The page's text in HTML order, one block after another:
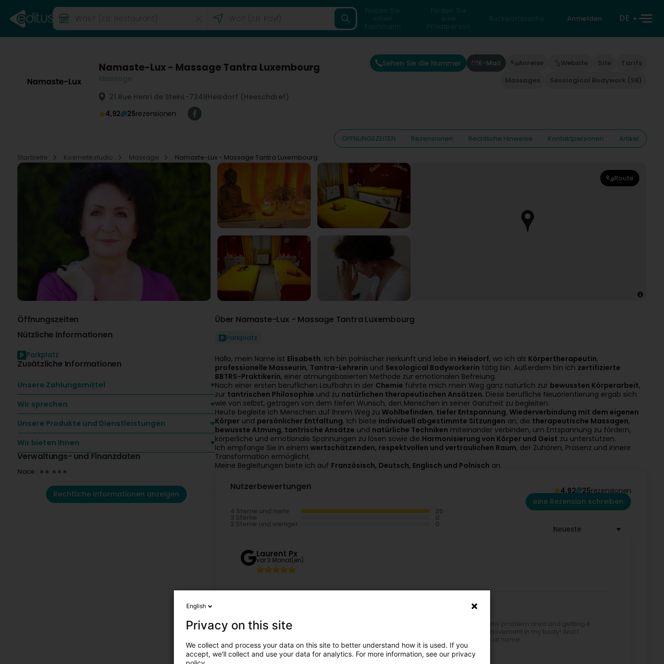
Finden Sie
einen
Fachmann
Finden Sie
eine
Privatperson
Rückwärtssuche Anmelden DE
Namaste-Lux - Massage Tantra Luxembourg
21 Rue Henri de SteinL-7349Heisdorf (Heeschdref)
4,92
25rezensionen
Sehen Sie die Nummer E-Mail Anreise Website Site
Tarifs
Massages
Sexological Bodywork (SB)
ÖFFNUNGSZEITEN Rezensionen Rechtliche Hinweise Kontaktpersonen
Artikel
Startseite
Kosmetikstudio Massage Namaste-Lux - Massage Tantra Luxembourg
Route
Öffnungszeiten
Nützliche Informationen
Parkplatz
Zusätzliche Informationen
Unsere Zahlungsmittel
Wir sprechen
Unsere Produkte und Dienstleistungen
Wir bieten Ihnen
Verwaltungs- und Finanzdaten
Nace : ∗∗.∗∗∗
Rechtliche Informationen anzeigen
Über Namaste-Lux - Massage Tantra Luxembourg
Parkplatz
Hallo, mein Name ist Elisabeth. Ich bin polnischer Herkunft und lebe in Heisdorf, wo ich als Körpertherapeutin,
professionelle Masseurin, Tantra-Lehrerin und Sexological Bodyworkerin tätig bin. Außerdem bin ich zertifizierte
BBTRS-Praktikerin, einer atmungsbasierten Methode zur emotionalen Befreiung.
Nach einer ersten beruflichen Laufbahn in der Chemie führte mich mein Weg ganz natürlich zur bewussten Körperarbeit,
zur tantrischen Philosophie und zu natürlichen therapeutischen Ansätzen. Diese berufliche Neuorientierung ergab sich
wie von selbst, getragen von dem tiefen Wunsch, den Menschen in seiner Ganzheit zu begleiten.
Heute begleite ich Menschen auf ihrem Weg zu Wohlbefinden, tiefer Entspannung, Wiederverbindung mit dem eigenen
Körper und persönlicher Entfaltung. Ich biete individuell abgestimmte Sitzungen an, die therapeutische Massagen,
bewusste Atmung, tantrische Ansätze und natürliche Techniken miteinander verbinden, um Entspannung zu fördern,
körperliche und emotionale Spannungen zu lösen sowie die Harmonisierung von Körper und Geist zu unterstützen.
Ich empfange Sie in einem wertschätzenden, respektvollen und vertraulichen Raum, der Zuhören, Präsenz und innere
Transformation ermöglicht.
Meine Begleitungen biete ich auf Französisch, Deutsch, Englisch und Polnisch an.
Nutzerbewertungen 4,92 25rezensionen
4 Sterne und mehr
3 Sterne
2 Sterne und weniger
eine Rezension schreiben
Neueste
Laurent Px
vor 3 Monat(en)
Always a good experience. Elisabeth is great at finding the root cause of my problem area and getting it
resolved. I always feel so much better after my session and much more movement in my body! And I
appreciate how she educate me on how to maintain afterwards at home at home.
Namaste-Lux - Massage Tantra Luxembourg
English
Privacy on this site
We collect and process your data on this site to better understand how it is used. If you
accept, we'll collect and use your data for analytics. For more information, see our privacy